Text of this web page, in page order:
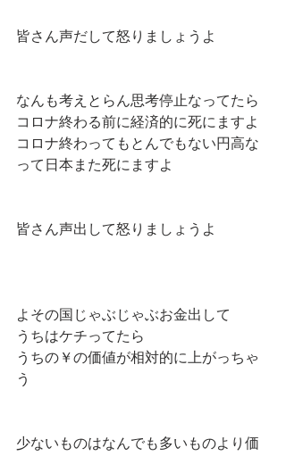
皆さん声だして怒りましょうよ
なんも考えとらん思考停止なってたら
コロナ終わる前に経済的に死にますよ
コロナ終わってもとんでもない円高な
って日本また死にますよ
皆さん声出して怒りましょうよ
よその国じゃぶじゃぶお金出して
うちはケチってたら
うちの￥の価値が相対的に上がっちゃ
う
少ないものはなんでも多いものより価